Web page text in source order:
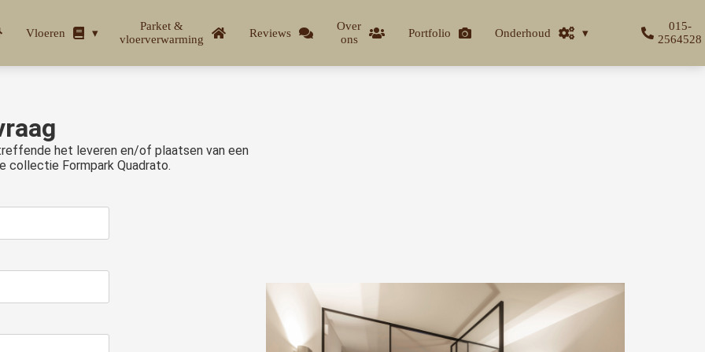
Vloeren
Parket &
vloerverwarming
Reviews
Over
ons
Portfolio Onderhoud
015-
2564528
het leveren en/of plaatsen van een
collectie Formpark Quadrato.